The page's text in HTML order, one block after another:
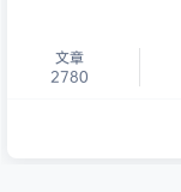
文章
2780